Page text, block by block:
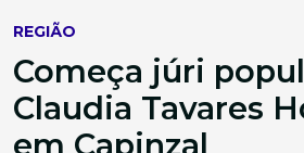
REGIÃO
Começa júri
Claudia Tavares
em Capinzal